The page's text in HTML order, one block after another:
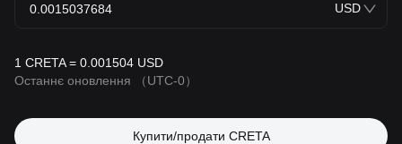
USD
1 CRETA = 0.001504 USD
Останнє оновлення
（UTC-0）
Купити/продати CRETA